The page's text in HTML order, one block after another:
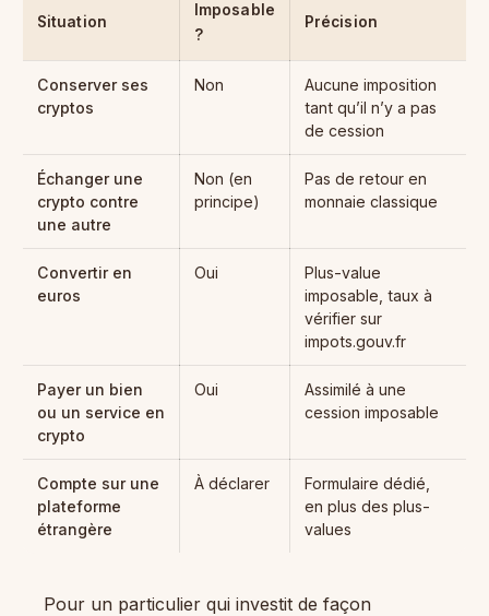
Situation
Imposable
?
Précision
Conserver ses
cryptos
Non
Aucune imposition
tant qu’il n’y a pas
de cession
Échanger une
crypto contre
une autre
Non (en
principe)
Pas de retour en
monnaie classique
Convertir en
euros
Oui
Plus-value
imposable, taux à
vérifier sur
impots.gouv.fr
Payer un bien
ou un service en
crypto
Oui
Assimilé à une
cession imposable
Compte sur une
plateforme
étrangère
À déclarer
Formulaire dédié,
en plus des plus-
values
Pour un particulier qui investit de façon